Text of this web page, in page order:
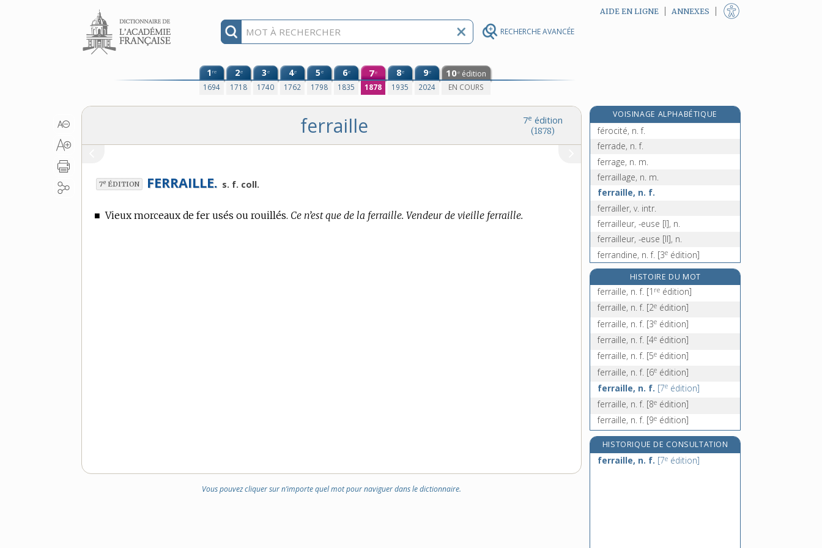
RECHERCHE AVANCÉE
Aller au contenu AIDE EN LIGNE ANNEXES
1re
1694
2e
1718
3e
1740
4e
1762
5e
1798
6e
1835
7e
1878
8e
1935
9e
2024
10e édition
EN COURS
7e édition
(1878)
ferraille
7e ÉDITION FERRAILLE. s. f. coll.
■Vieux morceaux de fer usés ou rouillés. Ce n’est que de la ferraille. Vendeur de vieille ferraille.
Vous pouvez cliquer sur n’importe quel mot pour naviguer dans le dictionnaire.
VOISINAGE ALPHABÉTIQUE
férocement, adv.
férocité, n. f.
ferrade, n. f.
ferrage, n. m.
ferraillage, n. m.
ferraille, n. f.
ferrailler, v. intr.
ferrailleur, -euse [I], n.
ferrailleur, -euse [II], n.
ferrandine, n. f. [3e édition]
ferrandinier, n. m.[7eédition]
ferrant, adj. m.[8eédition]
ferrat, n. m.
ferrate, n. m.
ferré, -ée, adj.
HISTOIRE DU MOT
ferraille, n. f. [1 re édition]
ferraille, n. f. [2e édition]
ferraille, n. f. [3e édition]
ferraille, n. f. [4e édition]
ferraille, n. f. [5e édition]
ferraille, n. f. [6e édition]
ferraille, n. f. [7e édition]
ferraille, n. f. [8e édition]
ferraille, n. f. [9e édition]
HISTORIQUE DE CONSULTATION
ferraille, n. f. [7e édition]